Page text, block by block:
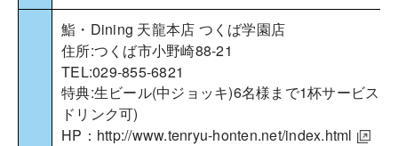
鮨・Dining 天龍本店 つくば学園店
住所:つくば市小野崎88-21
TEL:029-855-6821
特典:生ビール(中ジョッキ)6名様まで1杯サービス(
ドリンク可)
HP： http://www.tenryu-honten.net/index.html